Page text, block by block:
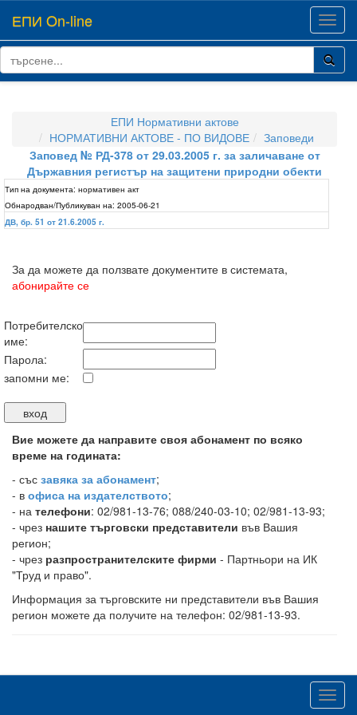
ЕПИ On-line
ЕПИ Нормативни актове
НОРМАТИВНИ АКТОВЕ - ПО ВИДОВЕ
Заповеди
Заповед № РД-378 от 29.03.2005 г. за заличаване от
Държавния регистър на защитени природни обекти
Тип на документа: нормативен акт
Обнародван/Публикуван на: 2005-06-21
ДВ, бр. 51 от 21.6.2005 г.
За да можете да ползвате документите в системата,
абонирайте се
Потребителско
име:
Парола:
запомни ме:
Вие можете да направите своя абонамент по всяко
време на годината:
- със завяка за абонамент;
- в офиса на издателството;
- на телефони: 02/981-13-76; 088/240-03-10; 02/981-13-93;
- чрез нашите търговски представители във Вашия
регион;
- чрез разпространителските фирми - Партньори на ИК
"Труд и право".
Информация за търговските ни представители във Вашия
регион можете да получите на телефон: 02/981-13-93.